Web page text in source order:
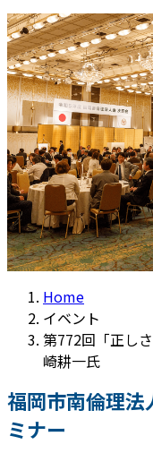
Home
イベント
第772回「正し
崎耕一氏
福岡市南倫理法
ミナー